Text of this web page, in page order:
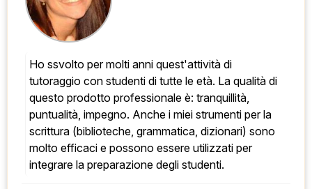
Ho ssvolto per molti anni quest'attività di
tutoraggio con studenti di tutte le età. La qualità di
questo prodotto professionale è: tranquillità,
puntualità, impegno. Anche i miei strumenti per la
scrittura (biblioteche, grammatica, dizionari) sono
molto efficaci e possono essere utilizzati per
integrare la preparazione degli studenti.